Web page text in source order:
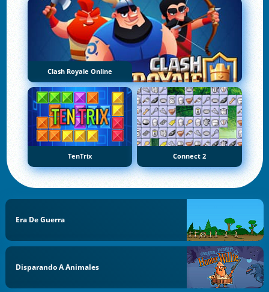
Clash Royale Online
TenTrix Connect 2
Era De Guerra
Disparando A Animales